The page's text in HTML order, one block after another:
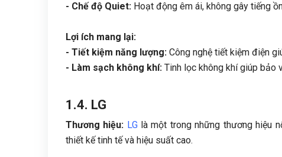
- Chế độ Quiet:Hoạt động êm ái, không gây tiếng
Lợi ích mang lại:
- Tiết kiệm năng lượng:Công nghệ tiết kiệm điện
- Làm sạch không khí:Tinh lọc không khí giúp bảo
1.4. LG
Thương hiệu: LGlà một trong những thương hiệu
thiết kế tinh tế và hiệu suất cao.